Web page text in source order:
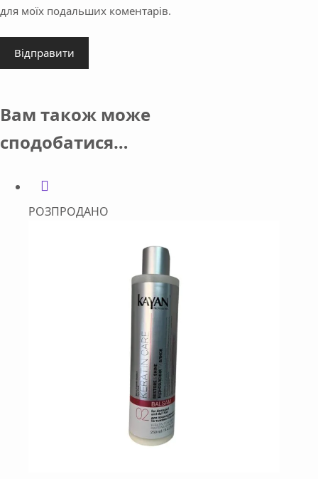
для моїх подальших коментарів.
Відправити
Вам також може
сподобатися…
РОЗПРОДАНО